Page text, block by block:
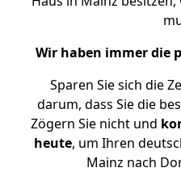
Wir haben immer die
Sparen Sie sich die
darum, dass Sie die
Zögern Sie nicht und
heute, um Ihren
Mainz nach